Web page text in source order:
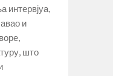
интервјуа,
и
што